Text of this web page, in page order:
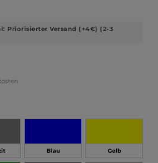
von 4.71 von 5 Sternen
Priorisierter Versand (+4€) (2-3
Blau Gelb